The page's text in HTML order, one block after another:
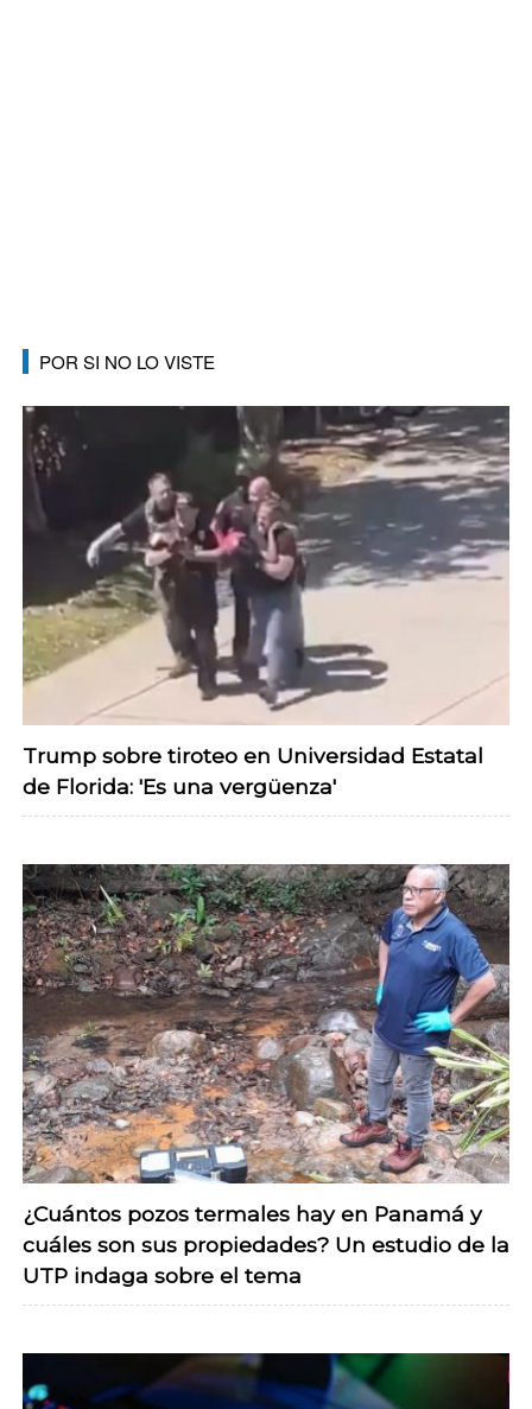
POR SI NO LO VISTE
Trump sobre tiroteo en Universidad Estatal
de Florida: 'Es una vergüenza'
¿Cuántos pozos termales hay en Panamá y
cuáles son sus propiedades? Un estudio de la
UTP indaga sobre el tema